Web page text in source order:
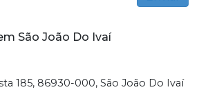
São João Do Ivaí
185, 86930-000, São João Do Ivaí